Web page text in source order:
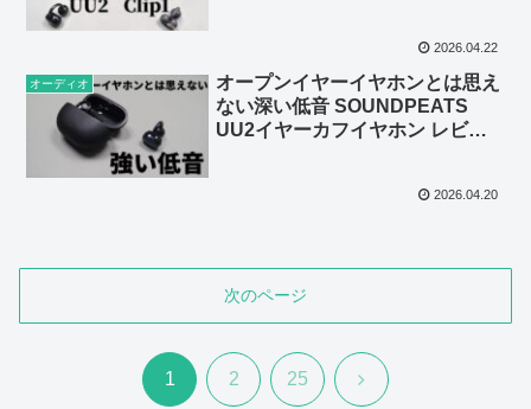
2026.04.22
オーディオ
オープンイヤーイヤホンとは思え
ない深い低音 SOUNDPEATS
UU2イヤーカフイヤホン レビュ
2026.04.20
次のページ
1 2 25 次